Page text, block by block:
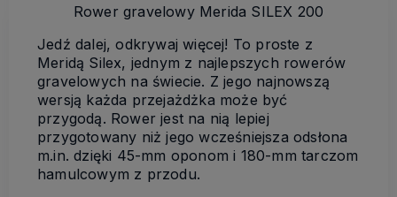
Rower gravelowy Merida SILEX 200
Jedź dalej, odkrywaj więcej! To proste z
Meridą Silex, jednym z najlepszych rowerów
gravelowych na świecie. Z jego najnowszą
wersją każda przejażdżka może być
przygodą. Rower jest na nią lepiej
przygotowany niż jego wcześniejsza odsłona
m.in. dzięki 45-mm oponom i 180-mm tarczom
hamulcowym z przodu.